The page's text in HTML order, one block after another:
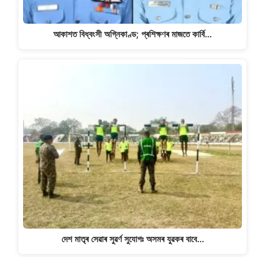
আকাশত বিধ্বংসী অগ্নিকাণ্ড; প্ৰশিক্ষণৰ মাজতে কাৰ্বি…
দেশ মাতৃৰ সেৱাৰ সুৱৰ্ণ সুযোগঃ অসমৰ যুৱকৰ বাবে…